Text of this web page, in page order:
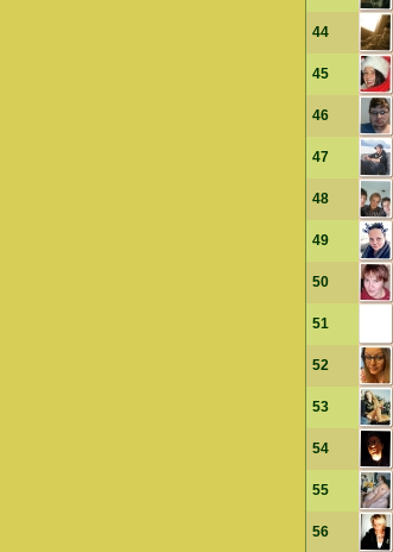
44
45
46
47
48
49
50
51
52
53
54
55
56